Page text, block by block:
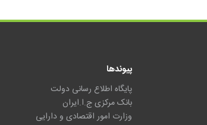
پیوندها
پایگاه اطلاع رسانی دولت
بانک مرکزی ج.ا.ایران
وزارت امور اقتصادی و دارایی